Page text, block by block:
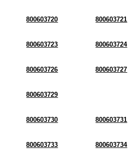
800603720 800603721
800603723 800603724
800603726 800603727
800603729
800603730 800603731
800603733 800603734